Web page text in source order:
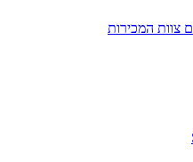
צוות המכירות